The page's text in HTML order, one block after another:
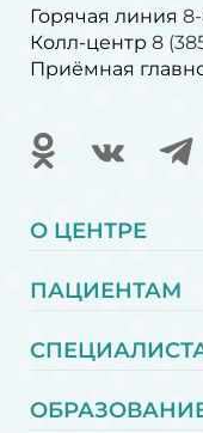
Горячая линия
Колл-центр 8
Приёмная
О ЦЕНТРЕ
ПАЦИЕНТАМ